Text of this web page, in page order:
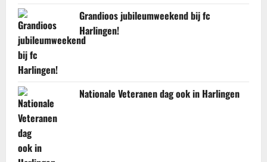
Grandioos jubileumweekend bij fc
Harlingen!
Nationale Veteranen dag ook in Harlingen